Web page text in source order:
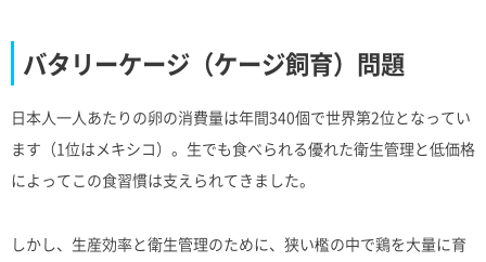
バタリーケージ（ケージ飼育）問題
日本人一人あたりの卵の消費量は年間340個で世界第2位となってい
ます（1位はメキシコ）。生でも食べられる優れた衛生管理と低価格
によってこの食習慣は支えられてきました。
しかし、生産効率と衛生管理のために、狭い檻の中で鶏を大量に育